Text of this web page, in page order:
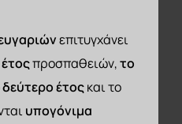
επιτυγχάνει
προσπαθειών,το
δεύτερο έτοςκαι το
υπογόνιμα